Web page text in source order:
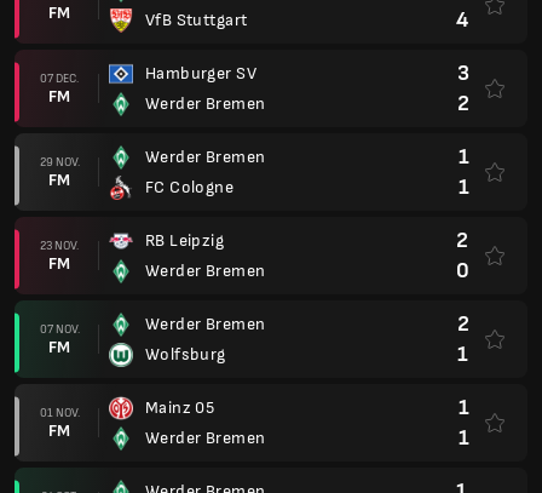
FM
VfB Stuttgart
4
07 DEC.
FM
Hamburger SV
Werder Bremen
3
2
29 NOV.
FM
Werder Bremen
FC Cologne
1
1
23 NOV.
FM
RB Leipzig
Werder Bremen
2
0
07 NOV.
FM
Werder Bremen
Wolfsburg
2
1
01 NOV.
FM
Mainz 05
Werder Bremen
1
1